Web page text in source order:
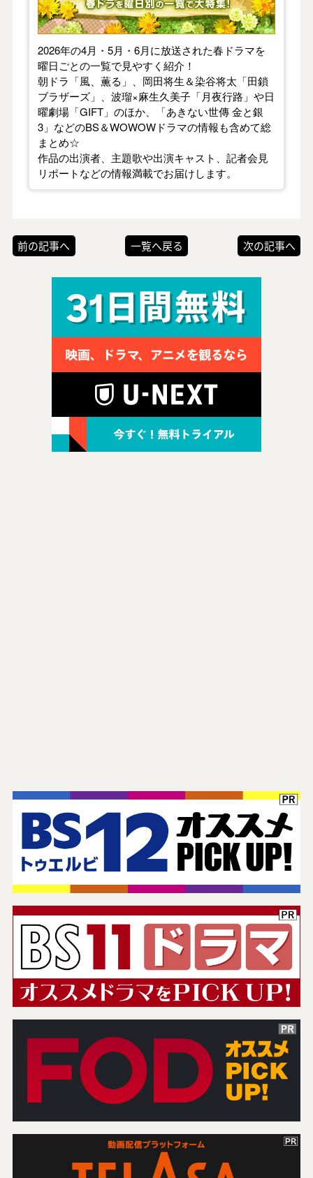
2026年の4月・5月・6月に放送された春ドラマを
曜日ごとの一覧で見やすく紹介！
朝ドラ「風、薫る」、岡田将生＆染谷将太「田鎖
ブラザーズ」、波瑠×麻生久美子「月夜行路」や日
曜劇場「GIFT」のほか、「あきない世傳 金と銀
3」などのBS＆WOWOWドラマの情報も含めて総
まとめ☆
作品の出演者、主題歌や出演キャスト、記者会見
リポートなどの情報満載でお届けします。
前の記事へ 一覧へ戻る 次の記事へ